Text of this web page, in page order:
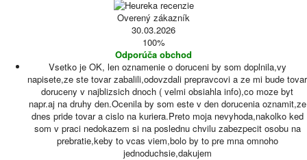
Overený zákazník
30.03.2026
100%
Odporúča obchod
Vsetko je OK, len oznamenie o doruceni by som doplnila,vy
napisete,ze ste tovar zabalili,odovzdali prepravcovi a ze mi bude tovar
doruceny v najblizsich dnoch ( velmi obsiahla info),co moze byt
napr.aj na druhy den.Ocenila by som este v den dorucenia oznamit,ze
dnes pride tovar a cislo na kuriera.Preto moja nevyhoda,nakolko ked
som v praci nedokazem si na poslednu chvilu zabezpecit osobu na
prebratie,keby to vcas viem,bolo by to pre mna omnoho
jednoduchsie,dakujem